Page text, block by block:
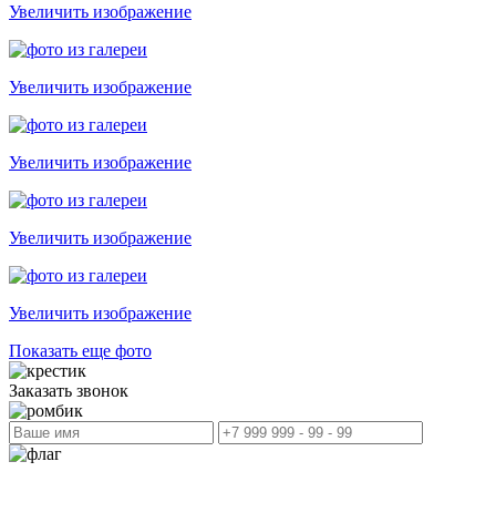
Увеличить изображение
Увеличить изображение
Увеличить изображение
Увеличить изображение
Увеличить изображение
Показать еще фото
Заказать звонок